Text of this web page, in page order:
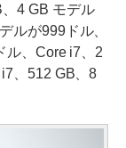
4 GB モデル
ルが999ドル、
ル、Core i7、2
、512 GB、8